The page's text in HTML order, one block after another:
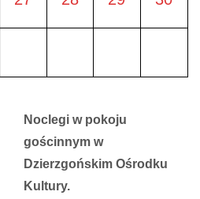
Noclegi w pokoju
gościnnym w
Dzierzgońskim Ośrodku
Kultury.